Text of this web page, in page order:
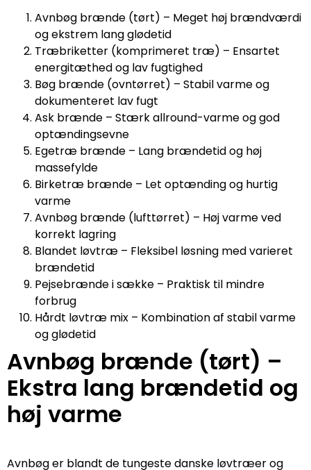
Avnbøg brænde (tørt) – Meget høj brændværdi
og ekstrem lang glødetid
Træbriketter (komprimeret træ) – Ensartet
energitæthed og lav fugtighed
Bøg brænde (ovntørret) – Stabil varme og
dokumenteret lav fugt
Ask brænde – Stærk allround-varme og god
optændingsevne
Egetræ brænde – Lang brændetid og høj
massefylde
Birketræ brænde – Let optænding og hurtig
varme
Avnbøg brænde (lufttørret) – Høj varme ved
korrekt lagring
Blandet løvtræ – Fleksibel løsning med varieret
brændetid
Pejsebrænde i sække – Praktisk til mindre
forbrug
Hårdt løvtræ mix – Kombination af stabil varme
og glødetid
Avnbøg brænde (tørt) –
Ekstra lang brændetid og
høj varme
Avnbøg er blandt de tungeste danske løvtræer og